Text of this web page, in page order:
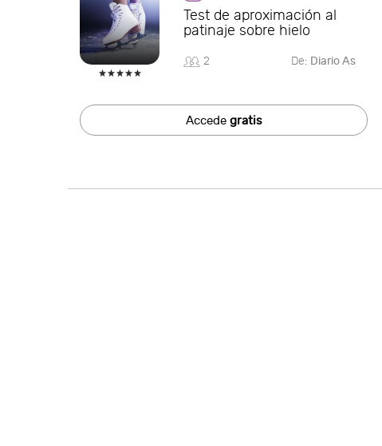
Test de aproximación al
patinaje sobre hielo
2 De: Diario As
Accede gratis